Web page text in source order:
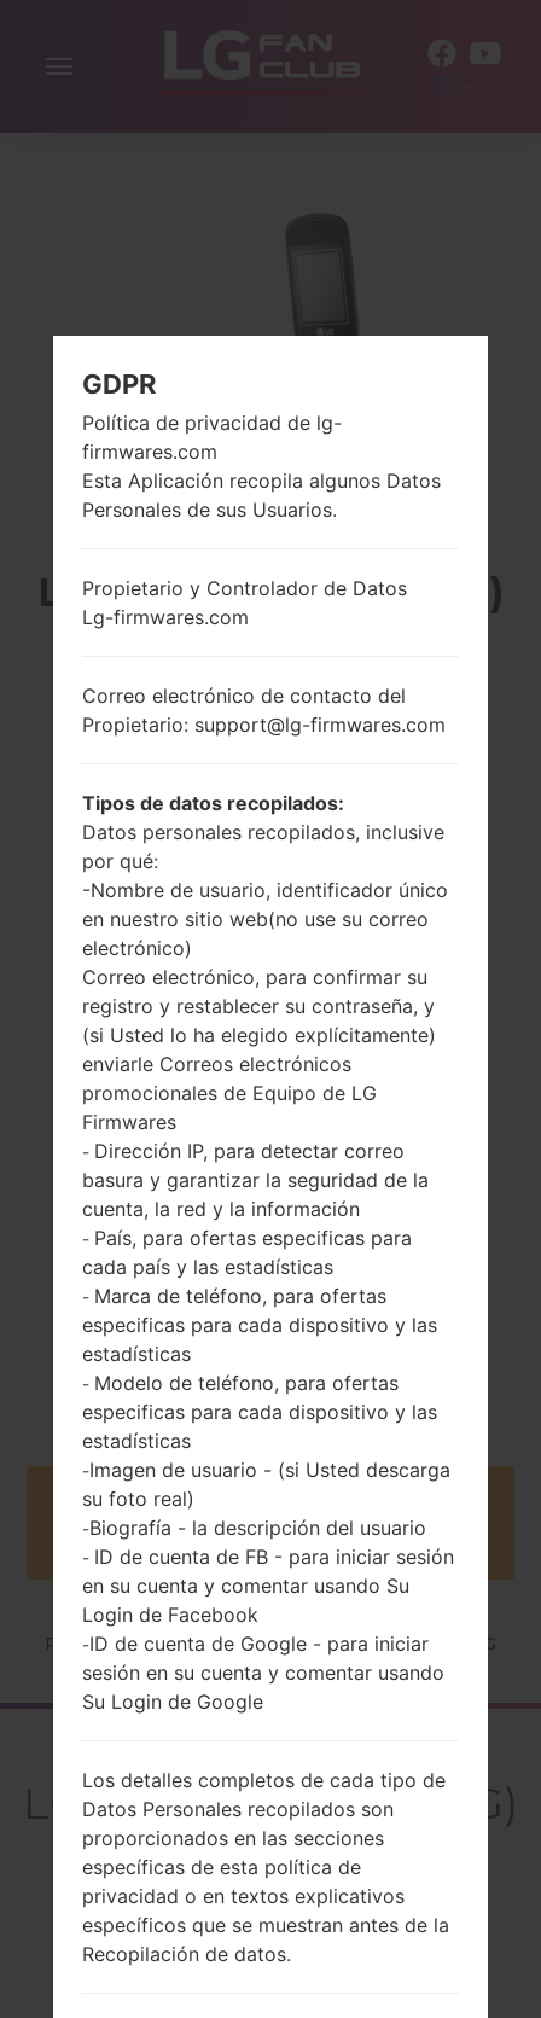
Alternar
LG GB255G (LGGB255G)
OTHERS
2.0 pulgadas
220 x 176 píxeles
(~146 densidad de
píxeles por
pulgada)
83 gramos (2.93
onzas)
Extraíble Li-Ion
800 mAh
-
Unknown
Buy accessories on Amazon
Página principal →Serie →LG Others →LGGB255G
El resumen
LGGB255G(LGGB255G)
Comparar
GDPR
Política de privacidad de lg-
firmwares.com
Esta Aplicación recopila algunos Datos
Personales de sus Usuarios.
Propietario y Controlador de Datos
Lg-firmwares.com
Correo electrónico de contacto del
Propietario: support@lg-firmwares.com
Tipos de datos recopilados:
Datos personales recopilados, inclusive
por qué:
-Nombre de usuario, identificador único
en nuestro sitio web(no use su correo
electrónico)
Correo electrónico, para confirmar su
registro y restablecer su contraseña, y
(si Usted lo ha elegido explícitamente)
enviarle Correos electrónicos
promocionales de Equipo de LG
Firmwares
- Dirección IP, para detectar correo
basura y garantizar la seguridad de la
cuenta, la red y la información
- País, para ofertas especificas para
cada país y las estadísticas
- Marca de teléfono, para ofertas
especificas para cada dispositivo y las
estadísticas
- Modelo de teléfono, para ofertas
especificas para cada dispositivo y las
estadísticas
-Imagen de usuario - (si Usted descarga
su foto real)
-Biografía - la descripción del usuario
- ID de cuenta de FB - para iniciar sesión
en su cuenta y comentar usando Su
Login de Facebook
-ID de cuenta de Google - para iniciar
sesión en su cuenta y comentar usando
Su Login de Google
Los detalles completos de cada tipo de
Datos Personales recopilados son
proporcionados en las secciones
específicas de esta política de
privacidad o en textos explicativos
específicos que se muestran antes de la
Recopilación de datos.